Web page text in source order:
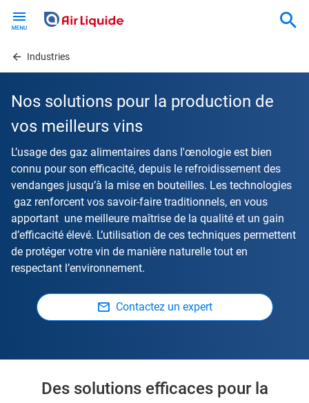
contentIndustries
Nos solutions pour la production de
vos meilleurs vins
L’usage des gaz alimentaires dans l'œnologie est bien
connu pour son efficacité, depuis le refroidissement des
vendanges jusqu’à la mise en bouteilles. Les technologies
gaz renforcent vos savoir-faire traditionnels, en vous
apportant une meilleure maîtrise de la qualité et un gain
d’efficacité élevé. L’utilisation de ces techniques permettent
de protéger votre vin de manière naturelle tout en
respectant l’environnement.
Contactez un expert
Des solutions efficaces pour la